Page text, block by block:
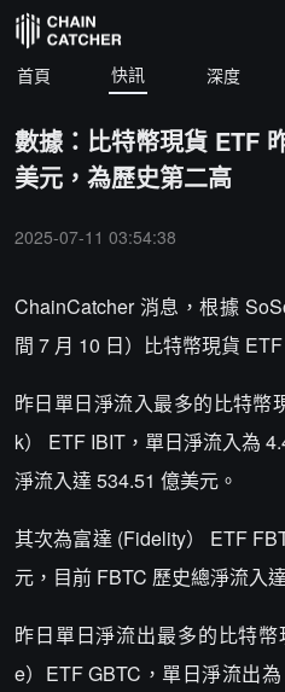
首頁 快訊 深度
數據：比特幣現貨 ETF
美元，為歷史第二高
2025-07-11 03:54:38
ChainCatcher 消息，根據
間 7 月 10 日）比特幣現貨
昨日單日淨流入最多的比特幣
k） ETF IBIT，單日淨流入為
淨流入達 534.51 億美元。
其次為富達 (Fidelity） ETF
元，目前 FBTC 歷史總淨流入
昨日單日淨流出最多的比特
e）ETF GBTC，單日淨流出